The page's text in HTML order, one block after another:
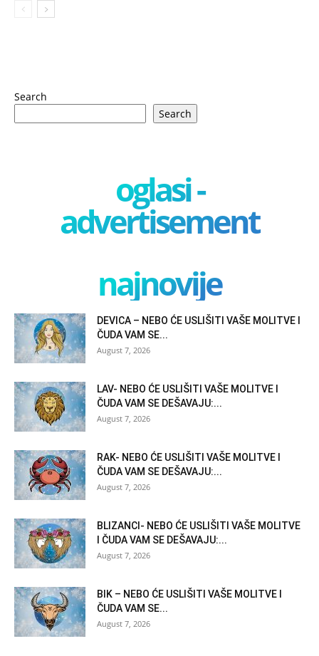
Search
Search
oglasi -
advertisement
najnovije
DEVICA – NEBO ĆE USLIŠITI VAŠE MOLITVE I
ČUDA VAM SE...
August 7, 2026
LAV- NEBO ĆE USLIŠITI VAŠE MOLITVE I
ČUDA VAM SE DEŠAVAJU:...
August 7, 2026
RAK- NEBO ĆE USLIŠITI VAŠE MOLITVE I
ČUDA VAM SE DEŠAVAJU:...
August 7, 2026
BLIZANCI- NEBO ĆE USLIŠITI VAŠE MOLITVE
I ČUDA VAM SE DEŠAVAJU:...
August 7, 2026
BIK – NEBO ĆE USLIŠITI VAŠE MOLITVE I
ČUDA VAM SE...
August 7, 2026